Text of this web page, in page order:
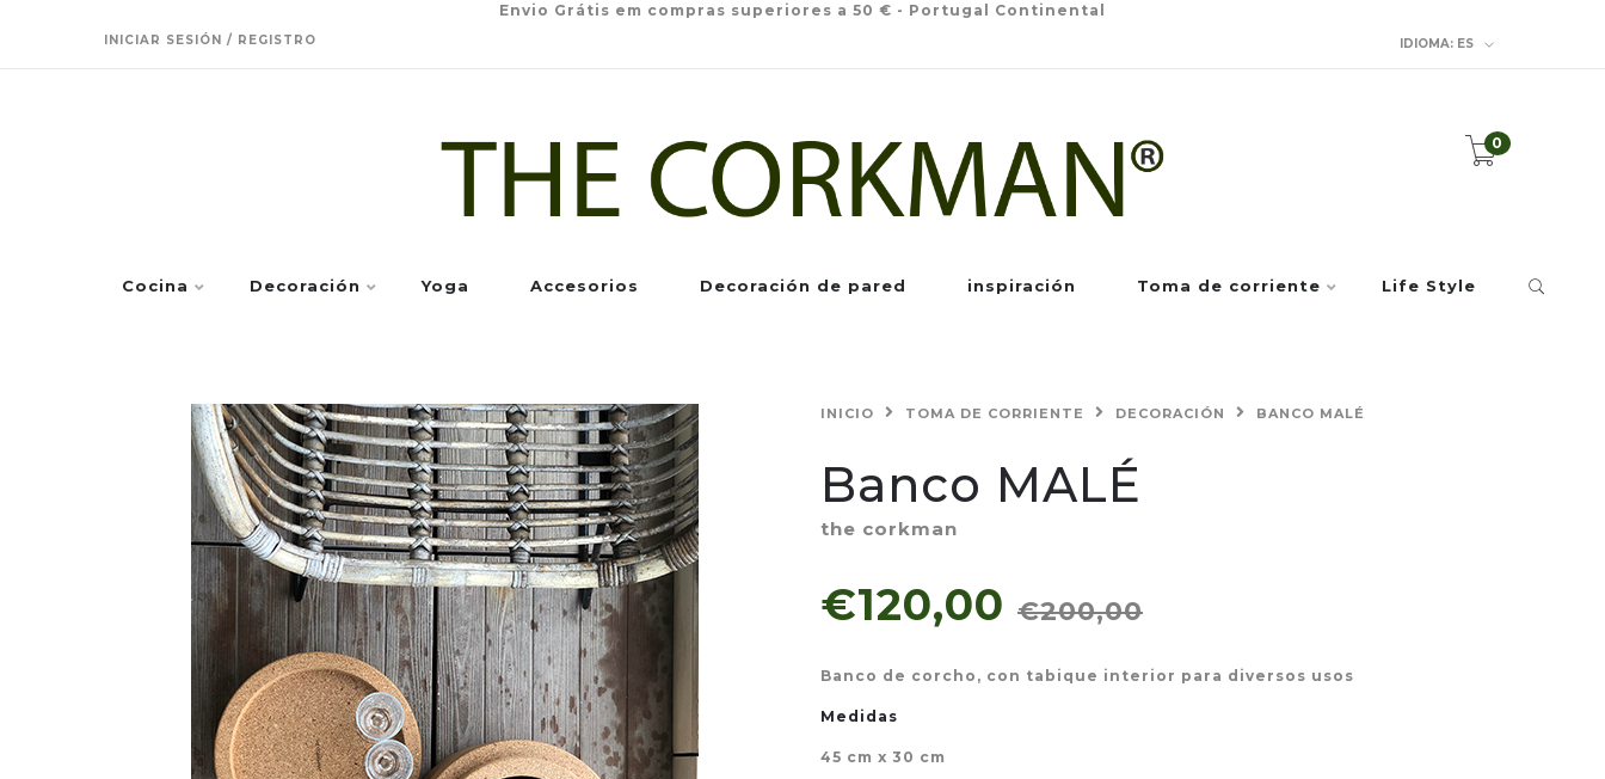
Envio Grátis em compras superiores a 50 € - Portugal Continental
INICIAR SESIÓN / REGISTRO IDIOMA: ES
0
Cocina Decoración Yoga Accesorios Decoración de pared inspiración Toma de corriente Life Style
INICIO TOMA DE CORRIENTE DECORACIÓN BANCO MALÉ
Banco MALÉ
the corkman
€120,00 €200,00
Banco de corcho, con tabique interior para diversos usos
Medidas
45 cm x 30 cm